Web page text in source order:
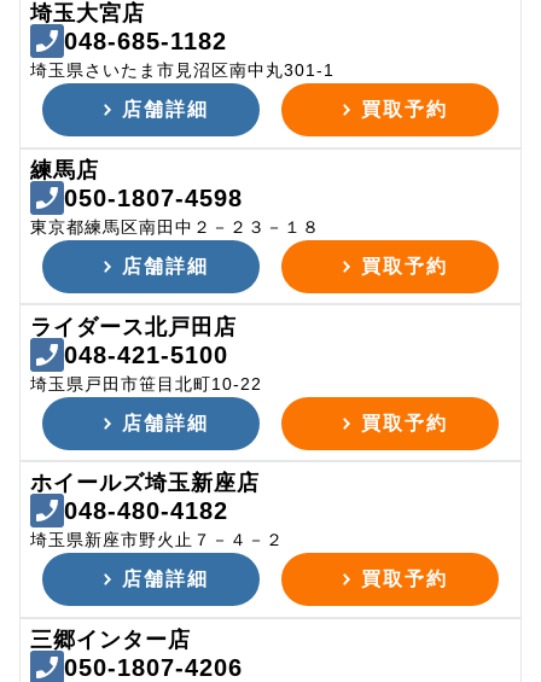
埼玉大宮店
048-685-1182
埼玉県さいたま市見沼区南中丸301-1
店舗詳細 買取予約
練馬店
050-1807-4598
東京都練馬区南田中２－２３－１８
店舗詳細 買取予約
ライダース北戸田店
048-421-5100
埼玉県戸田市笹目北町10-22
店舗詳細 買取予約
ホイールズ埼玉新座店
048-480-4182
埼玉県新座市野火止７－４－２
店舗詳細 買取予約
三郷インター店
050-1807-4206